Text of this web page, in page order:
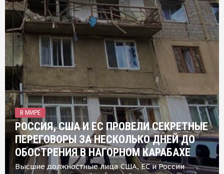
В МИРЕ
РОССИЯ, США И ЕС ПРОВЕЛИ СЕКРЕТНЫЕ
ПЕРЕГОВОРЫ ЗА НЕСКОЛЬКО ДНЕЙ ДО
ОБОСТРЕНИЯ В НАГОРНОМ КАРАБАХЕ
Высшие должностные лица США, ЕС и России